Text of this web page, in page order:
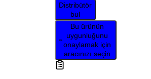
Distribütör
bul
Bu ürünün
uygunluğunu
onaylamak için
aracınızı seçin